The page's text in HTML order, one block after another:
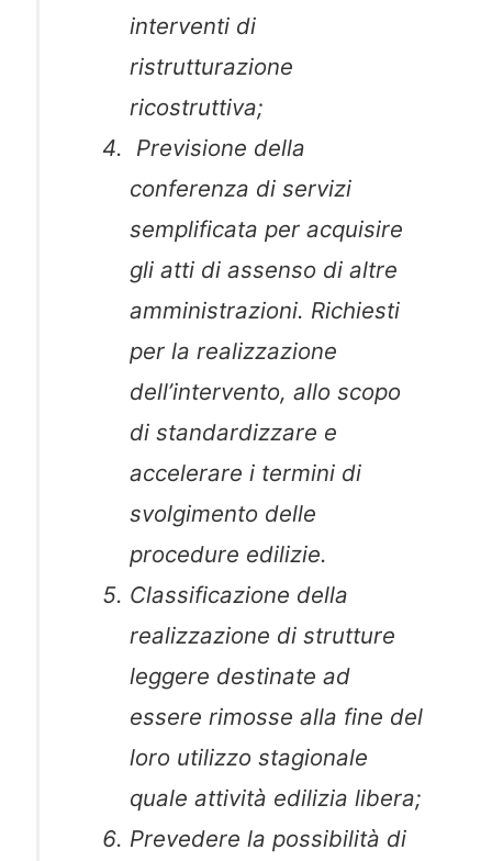
interventi di
ristrutturazione
ricostruttiva;
Previsione della
conferenza di servizi
semplificata per acquisire
gli atti di assenso di altre
amministrazioni. Richiesti
per la realizzazione
dell’intervento, allo scopo
di standardizzare e
accelerare i termini di
svolgimento delle
procedure edilizie.
Classificazione della
realizzazione di strutture
leggere destinate ad
essere rimosse alla fine del
loro utilizzo stagionale
quale attività edilizia libera;
Prevedere la possibilità di